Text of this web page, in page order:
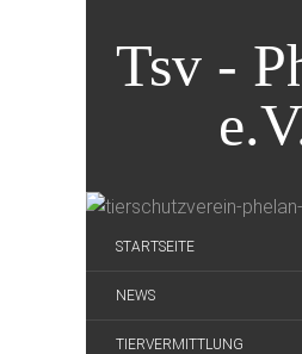
Tsv -
STARTSEITE
NEWS
TIERVERMITTLUNG